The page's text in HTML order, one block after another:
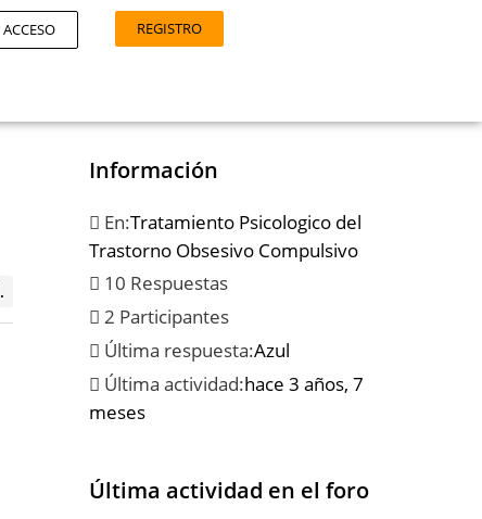
ACCESO REGISTRO
.
Información
En:Tratamiento Psicologico del
Trastorno Obsesivo Compulsivo
10 Respuestas
2 Participantes
Última respuesta:Azul
Última actividad:hace 3 años, 7
meses
Última actividad en el foro